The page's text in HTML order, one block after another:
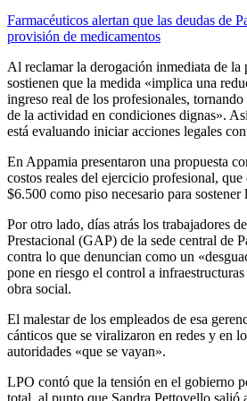
Farmacéuticos alertan que las deudas de
provisión de medicamentos
Al reclamar la derogación inmediata de la
sostienen que la medida «implica una
ingreso real de los profesionales,
de la actividad en condiciones dignas».
está evaluando iniciar acciones legales
En Appamia presentaron una propuesta
costos reales del ejercicio profesional, que
$6.500 como piso necesario para sostener
Por otro lado, días atrás los trabajadores
Prestacional (GAP) de la sede central de
contra lo que denuncian como un
pone en riesgo el control a
obra social.
El malestar de los empleados de esa
cánticos que se viralizaron en redes y en
autoridades «que se vayan».
LPO contó que la tensión en el gobierno